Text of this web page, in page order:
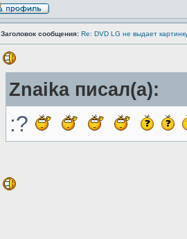
Заголовок сообщения: Re: DVD LG не выдает
Znaika писал(а):
:?